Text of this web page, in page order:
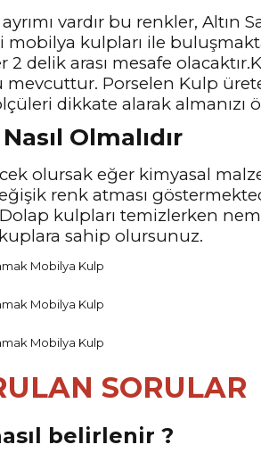
vardır bu renkler, Altın
kulpları ile
2 delik arası mesafe
Porselen Kulp
dikkate alarak almanızı
Olmalıdır
olursak eğer kimyasal
renk atması
kulpları temizlerken
sahip olursunuz.
SORULAR
belirlenir ?